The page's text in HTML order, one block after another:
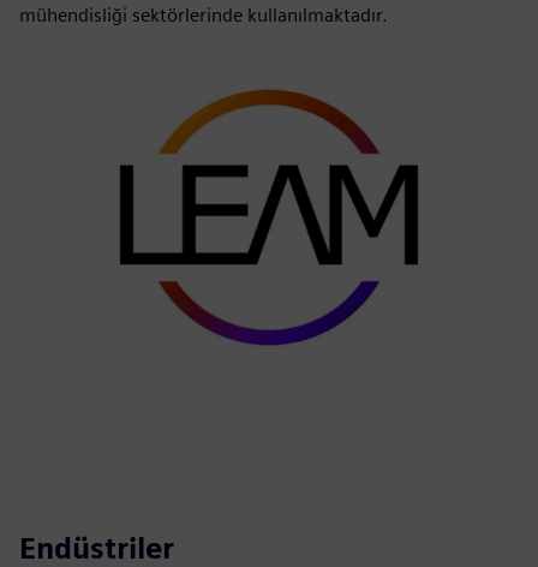
mühendisliği sektörlerinde kullanılmaktadır.
Endüstriler